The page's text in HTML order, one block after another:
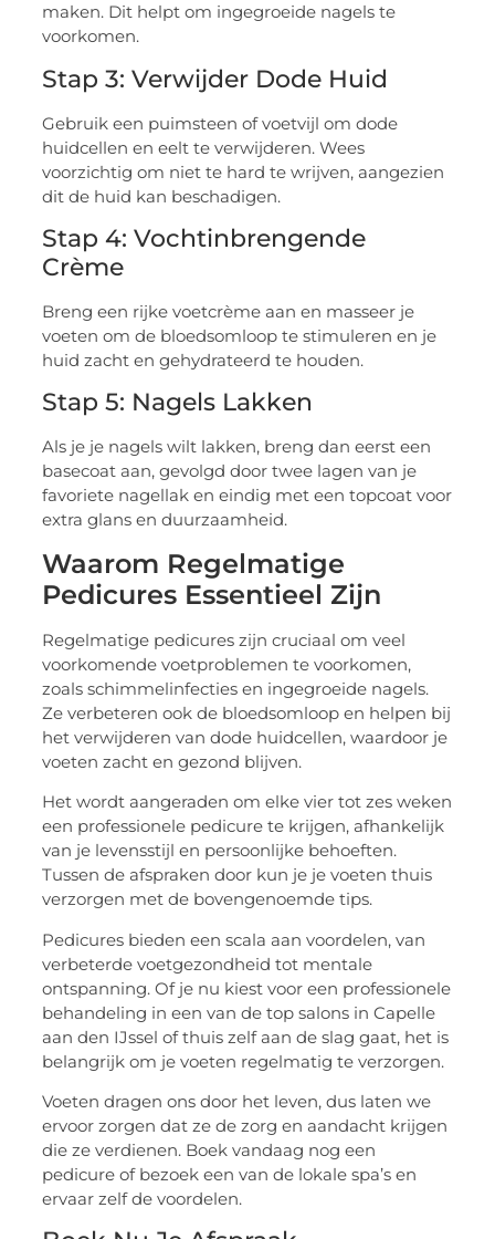
maken. Dit helpt om ingegroeide nagels te
voorkomen.
Stap 3: Verwijder Dode Huid
Gebruik een puimsteen of voetvijl om dode
huidcellen en eelt te verwijderen. Wees
voorzichtig om niet te hard te wrijven, aangezien
dit de huid kan beschadigen.
Stap 4: Vochtinbrengende
Crème
Breng een rijke voetcrème aan en masseer je
voeten om de bloedsomloop te stimuleren en je
huid zacht en gehydrateerd te houden.
Stap 5: Nagels Lakken
Als je je nagels wilt lakken, breng dan eerst een
basecoat aan, gevolgd door twee lagen van je
favoriete nagellak en eindig met een topcoat voor
extra glans en duurzaamheid.
Waarom Regelmatige
Pedicures Essentieel Zijn
Regelmatige pedicures zijn cruciaal om veel
voorkomende voetproblemen te voorkomen,
zoals schimmelinfecties en ingegroeide nagels.
Ze verbeteren ook de bloedsomloop en helpen bij
het verwijderen van dode huidcellen, waardoor je
voeten zacht en gezond blijven.
Het wordt aangeraden om elke vier tot zes weken
een professionele pedicure te krijgen, afhankelijk
van je levensstijl en persoonlijke behoeften.
Tussen de afspraken door kun je je voeten thuis
verzorgen met de bovengenoemde tips.
Pedicures bieden een scala aan voordelen, van
verbeterde voetgezondheid tot mentale
ontspanning. Of je nu kiest voor een professionele
behandeling in een van de top salons in Capelle
aan den IJssel of thuis zelf aan de slag gaat, het is
belangrijk om je voeten regelmatig te verzorgen.
Voeten dragen ons door het leven, dus laten we
ervoor zorgen dat ze de zorg en aandacht krijgen
die ze verdienen. Boek vandaag nog een
pedicure of bezoek een van de lokale spa’s en
ervaar zelf de voordelen.